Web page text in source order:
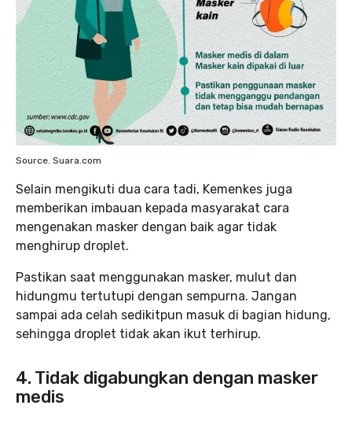
Source. Suara.com
Selain mengikuti dua cara tadi, Kemenkes juga
memberikan imbauan kepada masyarakat cara
mengenakan masker dengan baik agar tidak
menghirup droplet.
Pastikan saat menggunakan masker, mulut dan
hidungmu tertutupi dengan sempurna. Jangan
sampai ada celah sedikitpun masuk di bagian hidung,
sehingga droplet tidak akan ikut terhirup.
4. Tidak digabungkan dengan masker
medis